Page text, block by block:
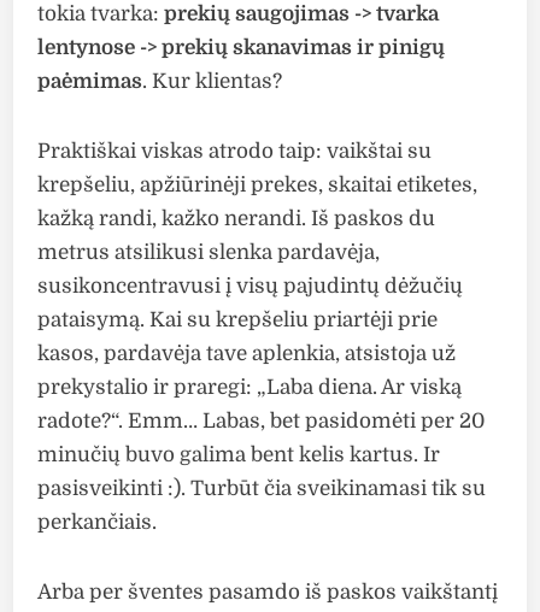
tokia tvarka:prekių saugojimas -> tvarka
lentynose -> prekių skanavimas ir pinigų
paėmimas. Kur klientas?
Praktiškai viskas atrodo taip: vaikštai su
krepšeliu, apžiūrinėji prekes, skaitai etiketes,
kažką randi, kažko nerandi. Iš paskos du
metrus atsilikusi slenka pardavėja,
susikoncentravusi į visų pajudintų dėžučių
pataisymą. Kai su krepšeliu priartėji prie
kasos, pardavėja tave aplenkia, atsistoja už
prekystalio ir praregi: „Laba diena. Ar viską
radote?“. Emm… Labas, bet pasidomėti per 20
minučių buvo galima bent kelis kartus. Ir
pasisveikinti :). Turbūt čia sveikinamasi tik su
perkančiais.
Arba per šventes pasamdo iš paskos vaikštantį